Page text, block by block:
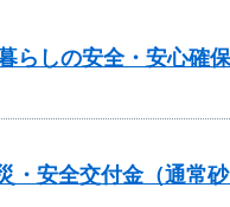
しの安全・安心確
安全交付金（通常